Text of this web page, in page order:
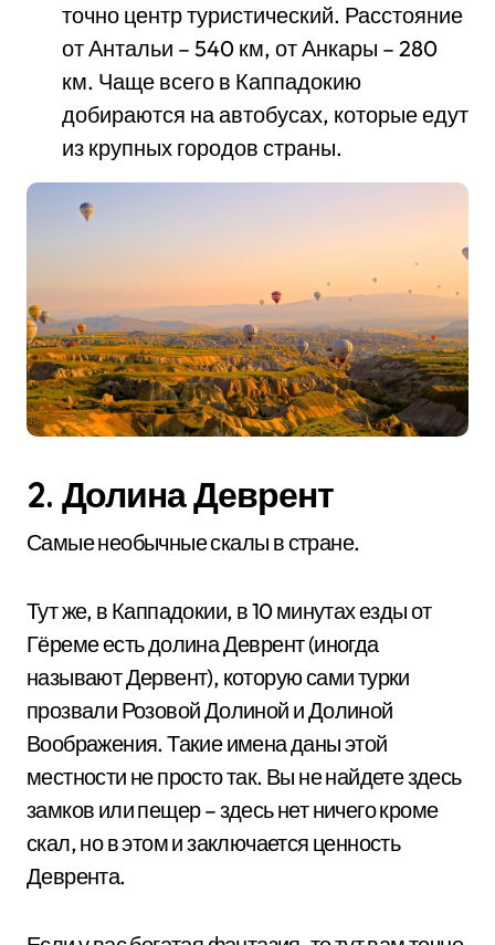
точно центр туристический. Расстояние
от Антальи – 540 км, от Анкары – 280
км. Чаще всего в Каппадокию
добираются на автобусах, которые едут
из крупных городов страны.
2. Долина Деврент
Самые необычные скалы в стране.
Тут же, в Каппадокии, в 10 минутах езды от
Гёреме есть долина Деврент (иногда
называют Дервент), которую сами турки
прозвали Розовой Долиной и Долиной
Воображения. Такие имена даны этой
местности не просто так. Вы не найдете здесь
замков или пещер – здесь нет ничего кроме
скал, но в этом и заключается ценность
Деврента.